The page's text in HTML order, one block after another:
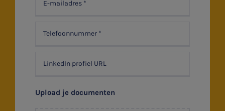
Upload je documenten